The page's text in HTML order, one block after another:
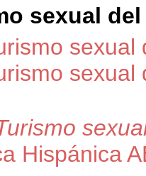
sexual
sexual
sexual
Hispánica